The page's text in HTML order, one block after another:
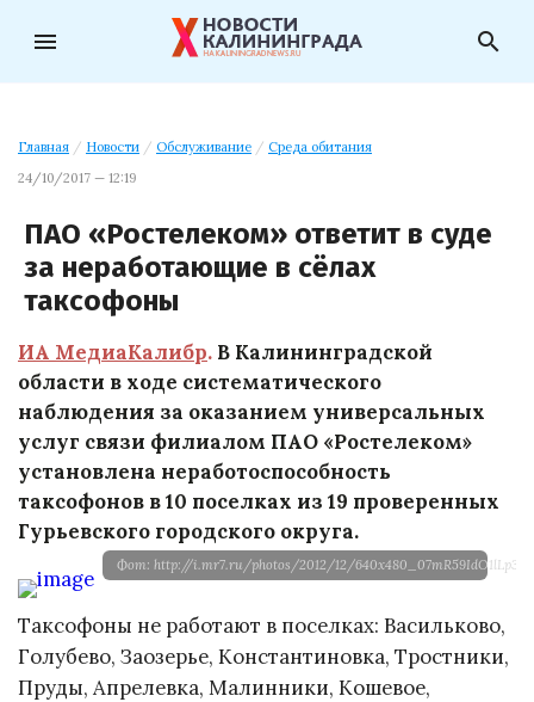
menu search
Главная / Новости / Обслуживание / Среда обитания
24/10/2017 — 12:19
ПАО «Ростелеком» ответит в суде
за неработающие в сёлах
таксофоны
ИА МедиаКалибр. В Калининградской
области в ходе систематического
наблюдения за оказанием универсальных
услуг связи филиалом ПАО «Ростелеком»
установлена неработоспособность
таксофонов в 10 поселках из 19 проверенных
Гурьевского городского округа.
Фот: http://i.mr7.ru/photos/2012/12/
Таксофоны не работают в поселках: Васильково,
Голубево, Заозерье, Константиновка, Тростники,
Пруды, Апрелевка, Малинники, Кошевое,